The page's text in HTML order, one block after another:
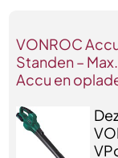
VONROC
Standen –
Accu en